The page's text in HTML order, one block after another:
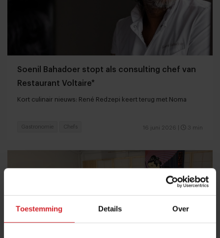
Toestemming Details Over
Soenil Bahadoer stopt als consulting chef van
Restaurant Voltaire*
Kort culinair nieuws: René Redzepi keert terug met Noma
16 juni 2026 3 min
Gastronomie Chefs